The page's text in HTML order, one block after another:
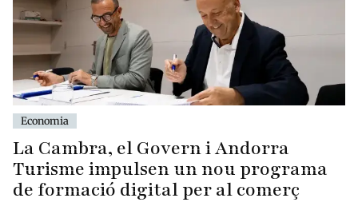
Economia
La Cambra, el Govern i Andorra
Turisme impulsen un nou programa
de formació digital per al comerç